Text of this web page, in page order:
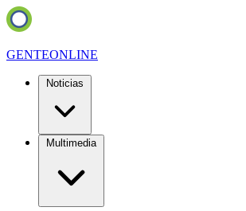
GENTEONLINE
Noticias
Multimedia